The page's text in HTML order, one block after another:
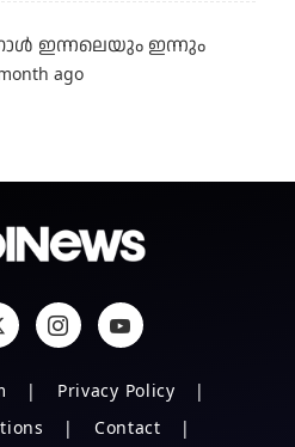
ഇന്നലെയും ഇന്നും
ago
Privacy Policy
Contact